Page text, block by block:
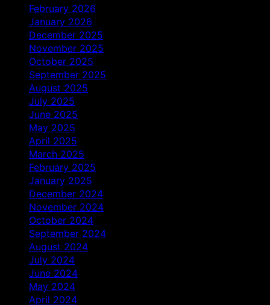
February 2026
January 2026
December 2025
November 2025
October 2025
September 2025
August 2025
July 2025
June 2025
May 2025
April 2025
March 2025
February 2025
January 2025
December 2024
November 2024
October 2024
September 2024
August 2024
July 2024
June 2024
May 2024
April 2024